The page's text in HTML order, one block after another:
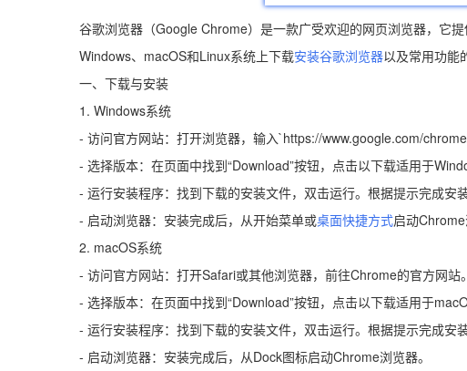
谷歌浏览器（Google Chrome）是一款广受欢迎的网页浏览器，它
Windows、macOS和Linux系统上下载安装谷歌浏览器以及常用功能
一、下载与安装
1. Windows系统
- 访问官方网站：打开浏览器，输入`https://www.google.com/
- 选择版本：在页面中找到“Download”按钮，点击以下载适用于
- 运行安装程序：找到下载的安装文件，双击运行。根据提示完成安装
- 启动浏览器：安装完成后，从开始菜单或桌面快捷方式启动Chrome
2. macOS系统
- 访问官方网站：打开Safari或其他浏览器，前往Chrome的官方网站。
- 选择版本：在页面中找到“Download”按钮，点击以下载适用于
- 运行安装程序：找到下载的安装文件，双击运行。根据提示完成安装
- 启动浏览器：安装完成后，从Dock图标启动Chrome浏览器。